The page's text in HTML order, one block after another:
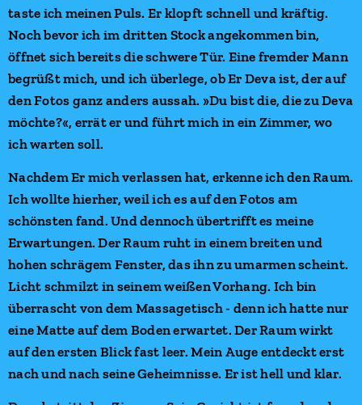
taste ich meinen Puls. Er klopft schnell und kräftig.
Noch bevor ich im dritten Stock angekommen bin,
öffnet sich bereits die schwere Tür. Eine fremder Mann
begrüßt mich, und ich überlege, ob Er Deva ist, der auf
den Fotos ganz anders aussah. »Du bist die, die zu Deva
möchte?«, errät er und führt mich in ein Zimmer, wo
ich warten soll.
Nachdem Er mich verlassen hat, erkenne ich den Raum.
Ich wollte hierher, weil ich es auf den Fotos am
schönsten fand. Und dennoch übertrifft es meine
Erwartungen. Der Raum ruht in einem breiten und
hohen schrägem Fenster, das ihn zu umarmen scheint.
Licht schmilzt in seinem weißen Vorhang. Ich bin
überrascht von dem Massagetisch - denn ich hatte nur
eine Matte auf dem Boden erwartet. Der Raum wirkt
auf den ersten Blick fast leer. Mein Auge entdeckt erst
nach und nach seine Geheimnisse. Er ist hell und klar.